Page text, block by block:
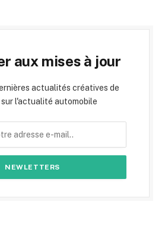
aux mises à jour
actualités créatives de
l'actualité automobile